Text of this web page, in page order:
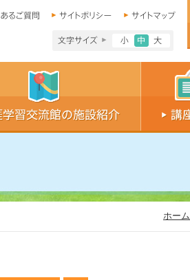
文字サイズ小
文字サイ
ホーム